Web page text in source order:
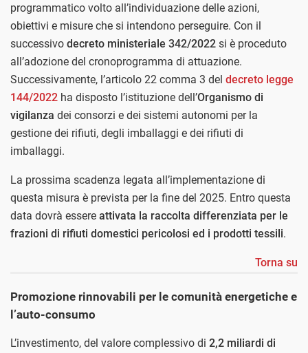
programmatico volto all’individuazione delle azioni,
obiettivi e misure che si intendono perseguire. Con il
successivo decreto ministeriale 342/2022 si è proceduto
all’adozione del cronoprogramma di attuazione.
Successivamente, l’articolo 22 comma 3 del decreto legge
144/2022 ha disposto l’istituzione dell’Organismo di
vigilanza dei consorzi e dei sistemi autonomi per la
gestione dei rifiuti, degli imballaggi e dei rifiuti di
imballaggi.
La prossima scadenza legata all’implementazione di
questa misura è prevista per la fine del 2025. Entro questa
data dovrà essere attivata la raccolta differenziata per le
frazioni di rifiuti domestici pericolosi ed i prodotti tessili.
Torna su
Promozione rinnovabili per le comunità energetiche e
l’auto-consumo
L’investimento, del valore complessivo di 2,2 miliardi di